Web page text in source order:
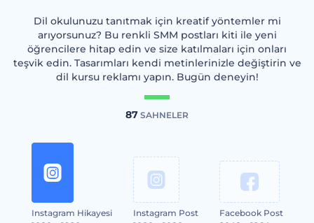
Dil okulunuzu tanıtmak için kreatif yöntemler mi
arıyorsunuz? Bu renkli SMM postları kiti ile yeni
öğrencilere hitap edin ve size katılmaları için onları
teşvik edin. Tasarımları kendi metinlerinizle değiştirin ve
dil kursu reklamı yapın. Bugün deneyin!
87 SAHNELER
Instagram Hikayesi
Instagram Post
Facebook Post